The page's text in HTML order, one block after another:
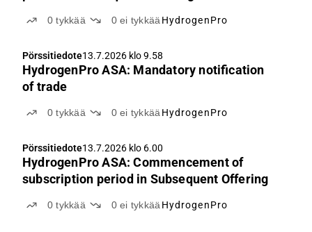
0tykkää 0ei tykkää HydrogenPro
Pörssitiedote13.7.2026 klo 9.58
HydrogenPro ASA: Mandatory notification
of trade
0tykkää 0ei tykkää HydrogenPro
Pörssitiedote13.7.2026 klo 6.00
HydrogenPro ASA: Commencement of
subscription period in Subsequent Offering
0tykkää 0ei tykkää HydrogenPro